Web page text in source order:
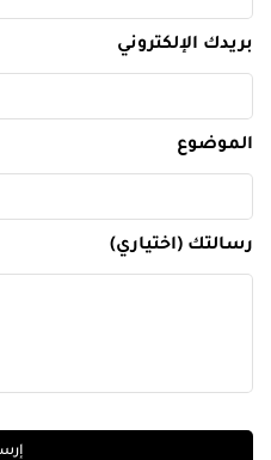
بريدك الإلكتروني
الموضوع
رسالتك (اختياري)